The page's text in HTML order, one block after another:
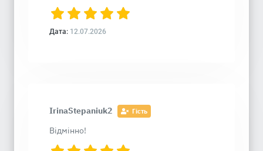
Дата: 12.07.2026
IrinaStepaniuk2 Гість
Відмінно!